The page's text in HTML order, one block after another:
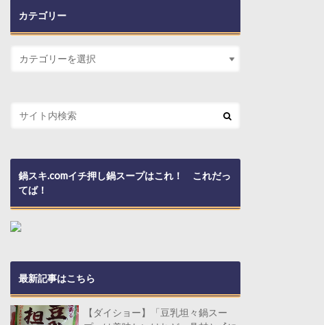
カテゴリー
鍋スキ.comイチ押し鍋スープはこれ！ これだっ
てば！
最新記事はこちら
【ダイショー】「豆乳坦々鍋スー